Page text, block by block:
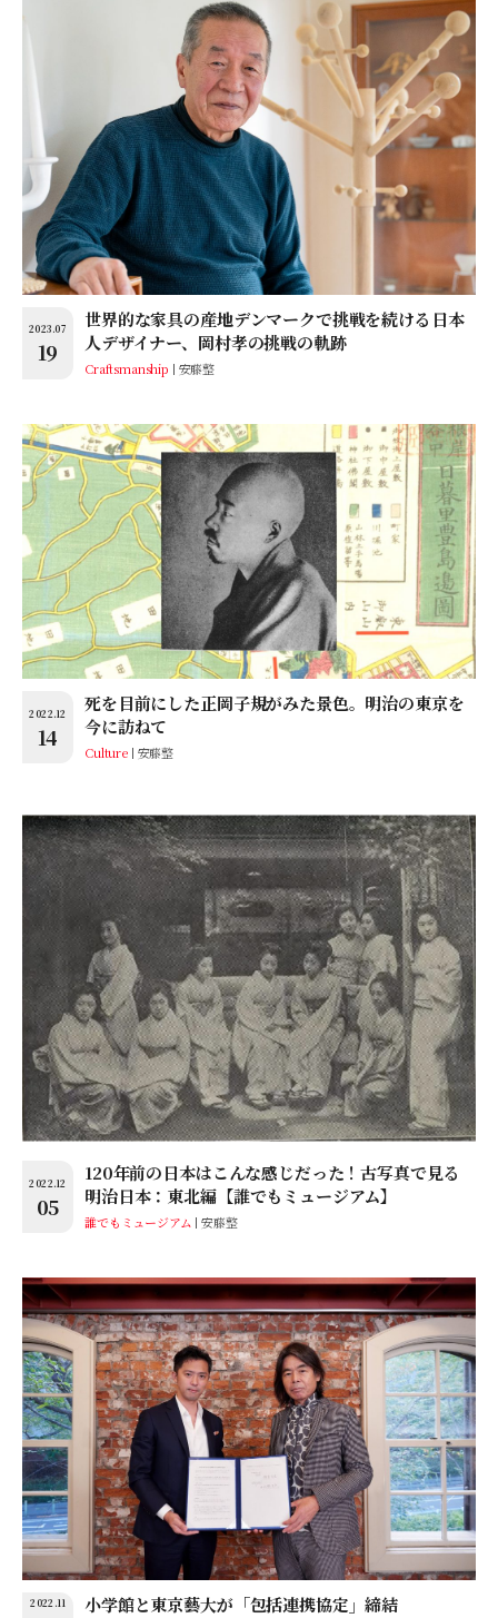
2023.07
19
世界的な家具の産地デンマークで挑戦を続ける日本
人デザイナー、岡村孝の挑戦の軌跡
Craftsmanship 安藤整
2022.12
14
死を目前にした正岡子規がみた景色。明治の東京を
今に訪ねて
Culture 安藤整
2022.12
05
120年前の日本はこんな感じだった！古写真で見る
明治日本：東北編【誰でもミュージアム】
誰でもミュージアム 安藤整
2022.11 小学館と東京藝大が「包括連携協定」締結